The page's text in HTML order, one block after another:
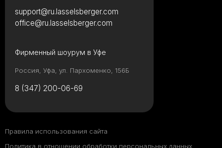
Фирменный шоурум в Уфе
Россия, Уфа, ул. Пархоменко, 156Б
8 (347) 200-06-69
support@ru.lasselsberger.com
office@ru.lasselsberger.com
Правила использования сайта
Политика в отношении обработки персональных данных